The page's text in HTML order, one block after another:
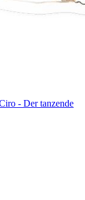
- Der tanzende